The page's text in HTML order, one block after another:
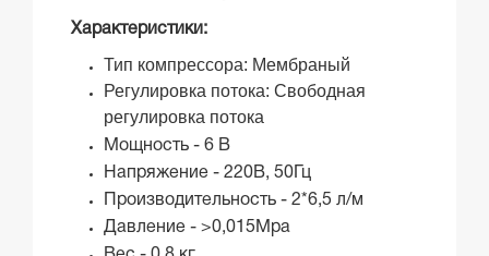
Характеристики:
Тип компрессора: Мембраный
Регулировка потока: Свободная
регулировка потока
Мощность - 6 В
Напряжение - 220В, 50Гц
Производительность - 2*6,5 л/м
Давление - >0,015Мpa